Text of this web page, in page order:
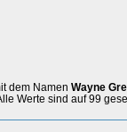
dem Namen Wayne
Werte sind auf 99